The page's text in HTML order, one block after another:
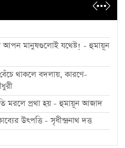
আপন মানুষগুলোই যথেষ্ট! - হুমায়ূন
থাকলে বদলায়, কারণে-
মরলে প্রথা হয় - হুমায়ূন আজাদ
উৎপত্তি - সৃধীন্দ্রনাথ দত্ত